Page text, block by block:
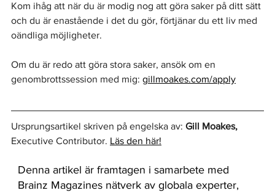
Kom ihåg att när du är modig nog att göra saker på ditt sätt
och du är enastående i det du gör, förtjänar du ett liv med
oändliga möjligheter.
Om du är redo att göra stora saker, ansök om en
genombrottssession med mig: gillmoakes.com/apply
Ursprungsartikel skriven på engelska av: Gill Moakes,
Executive Contributor. Läs den här!
Denna artikel är framtagen i samarbete med
Brainz Magazines nätverk av globala experter,